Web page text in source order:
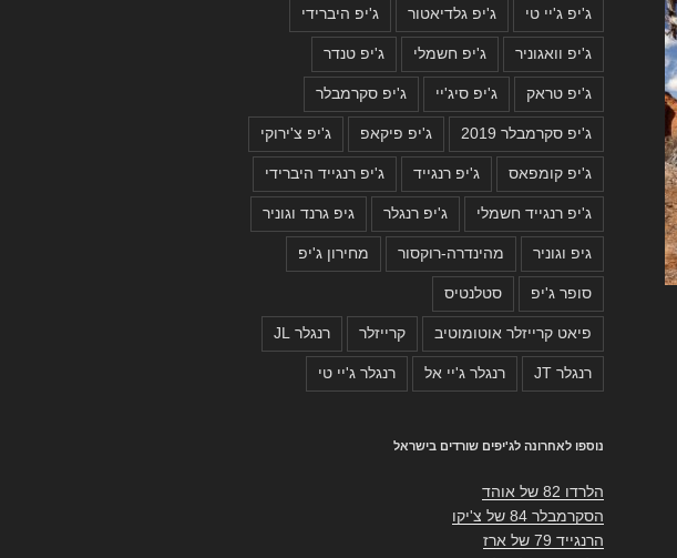
ג'יפ ג'יי טי ג'יפ גלדיאטור ג'יפ היברידי
ג'יפ וואגוניר ג'יפ חשמלי ג'יפ טנדר
ג'יפ טראק ג'יפ סיג'יי ג'יפ סקרמבלר
ג'יפ סקרמבלר 2019 ג'יפ פיקאפ ג'יפ צ'ירוקי
ג'יפ קומפאס ג'יפ רנגייד ג'יפ רנגייד היברידי
ג'יפ רנגייד חשמלי ג'יפ רנגלר גיפ גרנד וגוניר
גיפ וגוניר מהינדרה-רוקסור מחירון ג'יפ
סופר ג'יפ סטלנטיס
פיאט קרייזלר אוטומוטיב קרייזלר רנגלר JL
רנגלר JT רנגלר ג'יי אל רנגלר ג'יי טי
נוספו לאחרונה לג'יפים שורדים בישראל
הלרדו 82 של אוהד
הסקרמבלר 84 של צ'יקו
הרנגייד 79 של ארז